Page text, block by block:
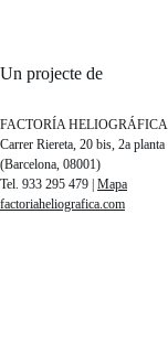
Un projecte de
FACTORÍA HELIOGRÁFICA
Carrer Riereta, 20 bis, 2a planta
(Barcelona, 08001)
Tel. 933 295 479 | Mapa
factoriaheliografica.com